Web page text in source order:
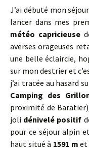
J’ai débuté mon
lancer dans mes
météo capricieuse
averses orageuses
une belle éclaircie,
sur mon destrier et
j’ai tracée au hasard
Camping des
proximité de
joli dénivelé positif
pour ce séjour alpin
haut situé à 1591 m et